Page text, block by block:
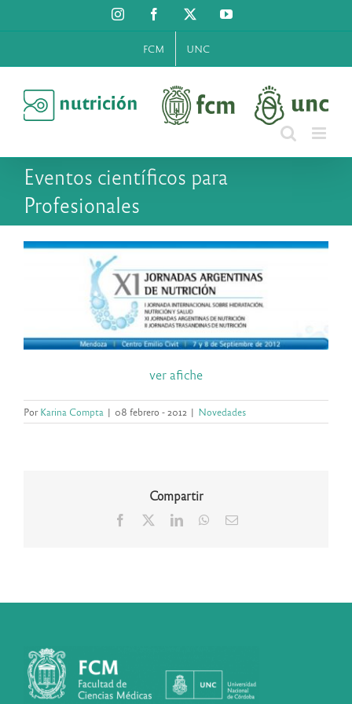
al
InstagramFacebook YouTube
FCM UNC
Eventos científicos para
Profesionales
ver afiche
PorKarina Compta | 08 febrero - 2012 | Novedades
Compartir
Facebook LinkedInWhatsApp
Correo